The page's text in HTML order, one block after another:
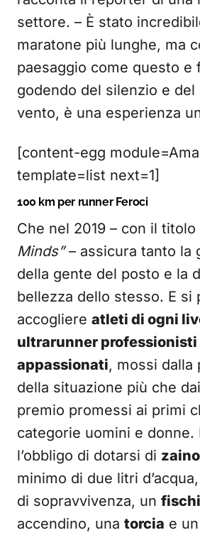
settore. – È stato
maratone più lunghe, ma
paesaggio come questo e
godendo del silenzio e del
vento, è una esperienza
[content-egg
template=list next=1]
100 km per runner Feroci
Che nel 2019 – con il titolo
Minds”– assicura tanto la
della gente del posto e la
bellezza dello stesso. E si
accogliere atleti di ogni
ultrarunner professionisti
appassionati, mossi dalla
della situazione più che
premio promessi ai primi
categorie uomini e donne.
l’obbligo di dotarsi di zaino
minimo di due litri
di sopravvivenza, un
accendino, una torcia e